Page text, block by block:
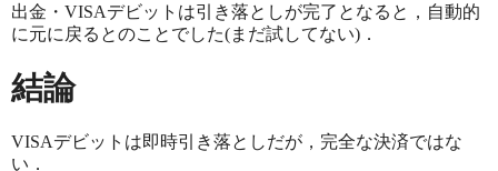
出金・VISAデビットは引き落としが完了となると，自動的
に元に戻るとのことでした(まだ試してない)．
結論
VISAデビットは即時引き落としだが，完全な決済ではな
い．